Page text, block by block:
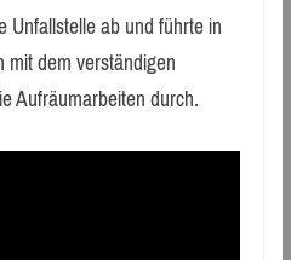
Unfallstelle ab und führte in
dem verständigen
Aufräumarbeiten durch.